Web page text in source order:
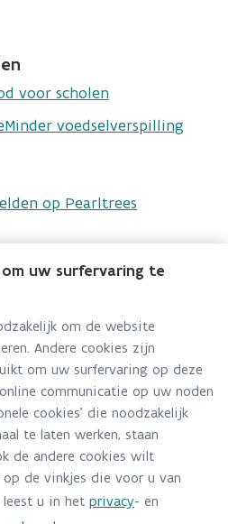
voor scholen
voedselverspilling
op Pearltrees
dit team? Stel ze hier:
uw surfervaring te
om de website
Andere cookies zijn
om uw surfervaring op deze
communicatie op uw noden
cookies' die noodzakelijk
te laten werken, staan
de andere cookies wilt
op de vinkjes die voor u van
u in het privacy- en